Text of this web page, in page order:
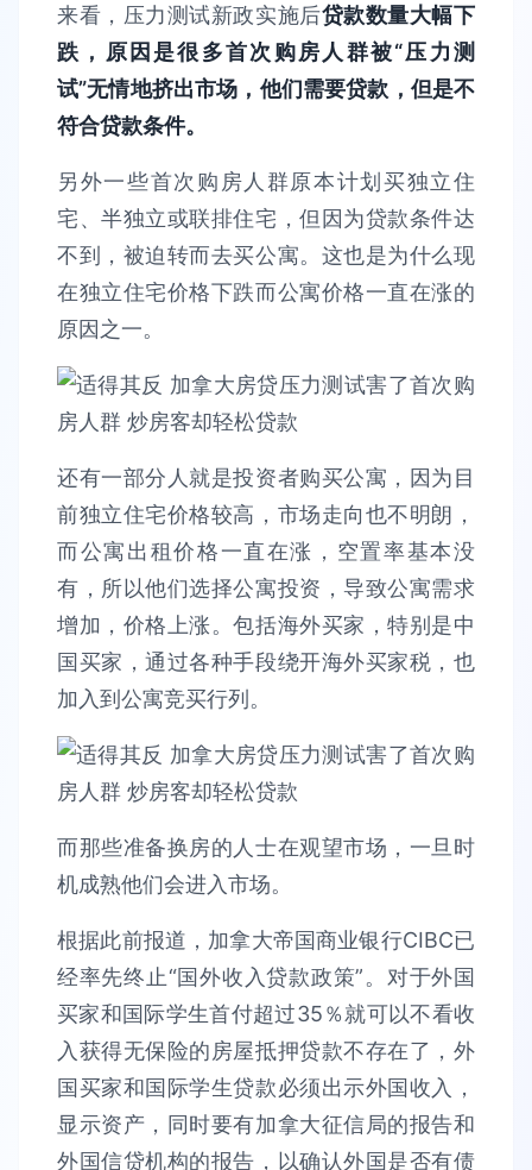
来看，压力测试新政实施后贷款数量大幅下
跌，原因是很多首次购房人群被“压力测
试”无情地挤出市场，他们需要贷款，但是不
符合贷款条件。
另外一些首次购房人群原本计划买独立住
宅、半独立或联排住宅，但因为贷款条件达
不到，被迫转而去买公寓。这也是为什么现
在独立住宅价格下跌而公寓价格一直在涨的
原因之一。
还有一部分人就是投资者购买公寓，因为目
前独立住宅价格较高，市场走向也不明朗，
而公寓出租价格一直在涨，空置率基本没
有，所以他们选择公寓投资，导致公寓需求
增加，价格上涨。包括海外买家，特别是中
国买家，通过各种手段绕开海外买家税，也
加入到公寓竞买行列。
而那些准备换房的人士在观望市场，一旦时
机成熟他们会进入市场。
根据此前报道，加拿大帝国商业银行CIBC已
经率先终止“国外收入贷款政策”。对于外国
买家和国际学生首付超过35％就可以不看收
入获得无保险的房屋抵押贷款不存在了，外
国买家和国际学生贷款必须出示外国收入，
显示资产，同时要有加拿大征信局的报告和
外国信贷机构的报告，以确认外国是否有债